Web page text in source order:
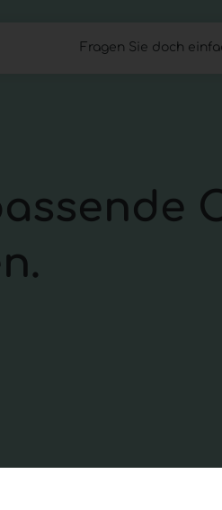
Fragen Sie doch